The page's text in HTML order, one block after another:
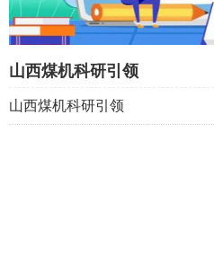
山西煤机科研引领
山西煤机科研引领